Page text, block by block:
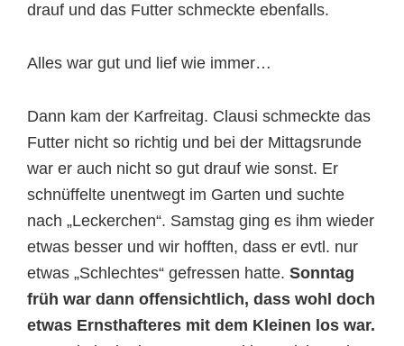
drauf und das Futter schmeckte ebenfalls.
Alles war gut und lief wie immer…
Dann kam der Karfreitag. Clausi schmeckte das
Futter nicht so richtig und bei der Mittagsrunde
war er auch nicht so gut drauf wie sonst. Er
schnüffelte unentwegt im Garten und suchte
nach „Leckerchen“. Samstag ging es ihm wieder
etwas besser und wir hofften, dass er evtl. nur
etwas „Schlechtes“ gefressen hatte. Sonntag
früh war dann offensichtlich, dass wohl doch
etwas Ernsthafteres mit dem Kleinen los war.